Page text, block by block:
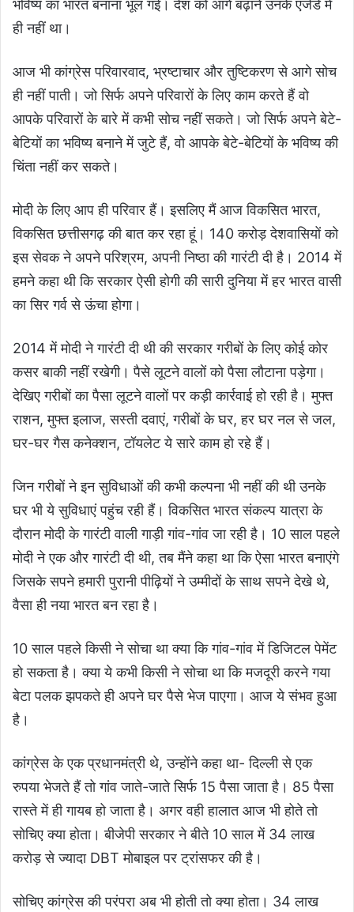
भविष्य का भारत बनाना भूल गई। देश को आगे बढ़ाने उनके एजेंडे में
ही नहीं था।
आज भी कांग्रेस परिवारवाद, भ्रष्टाचार और तुष्टिकरण से आगे सोच
ही नहीं पाती। जो सिर्फ अपने परिवारों के लिए काम करते हैं वो
आपके परिवारों के बारे में कभी सोच नहीं सकते। जो सिर्फ अपने बेटे-
बेटियों का भविष्य बनाने में जुटे हैं, वो आपके बेटे-बेटियों के भविष्य की
चिंता नहीं कर सकते।
मोदी के लिए आप ही परिवार हैं। इसलिए मैं आज विकसित भारत,
विकसित छत्तीसगढ़ की बात कर रहा हूं। 140 करोड़ देशवासियों को
इस सेवक ने अपने परिश्रम, अपनी निष्ठा की गारंटी दी है। 2014 में
हमने कहा थी कि सरकार ऐसी होगी की सारी दुनिया में हर भारत वासी
का सिर गर्व से ऊंचा होगा।
2014 में मोदी ने गारंटी दी थी की सरकार गरीबों के लिए कोई कोर
कसर बाकी नहीं रखेगी। पैसे लूटने वालों को पैसा लौटाना पड़ेगा।
देखिए गरीबों का पैसा लूटने वालों पर कड़ी कार्रवाई हो रही है। मुफ्त
राशन, मुफ्त इलाज, सस्ती दवाएं, गरीबों के घर, हर घर नल से जल,
घर-घर गैस कनेक्शन, टॉयलेट ये सारे काम हो रहे हैं।
जिन गरीबों ने इन सुविधाओं की कभी कल्पना भी नहीं की थी उनके
घर भी ये सुविधाएं पहुंच रही हैं। विकसित भारत संकल्प यात्रा के
दौरान मोदी के गारंटी वाली गाड़ी गांव-गांव जा रही है। 10 साल पहले
मोदी ने एक और गारंटी दी थी, तब मैंने कहा था कि ऐसा भारत बनाएंगे
जिसके सपने हमारी पुरानी पीढ़ियों ने उम्मीदों के साथ सपने देखे थे,
वैसा ही नया भारत बन रहा है।
10 साल पहले किसी ने सोचा था क्या कि गांव-गांव में डिजिटल पेमेंट
हो सकता है। क्या ये कभी किसी ने सोचा था कि मजदूरी करने गया
बेटा पलक झपकते ही अपने घर पैसे भेज पाएगा। आज ये संभव हुआ
है।
कांग्रेस के एक प्रधानमंत्री थे, उन्होंने कहा था- दिल्ली से एक
रुपया भेजते हैं तो गांव जाते-जाते सिर्फ 15 पैसा जाता है। 85 पैसा
रास्ते में ही गायब हो जाता है। अगर वही हालात आज भी होते तो
सोचिए क्या होता। बीजेपी सरकार ने बीते 10 साल में 34 लाख
करोड़ से ज्यादा DBT मोबाइल पर ट्रांसफर की है।
सोचिए कांग्रेस की परंपरा अब भी होती तो क्या होता। 34 लाख